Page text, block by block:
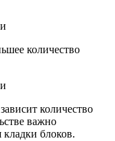
количество
количество
важно
кладки блоков.